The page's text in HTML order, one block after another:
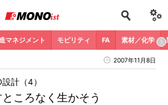
マネジメント モビリティ FA 素材／化学
2007年11月8日
ころなく生かそう
計（4）